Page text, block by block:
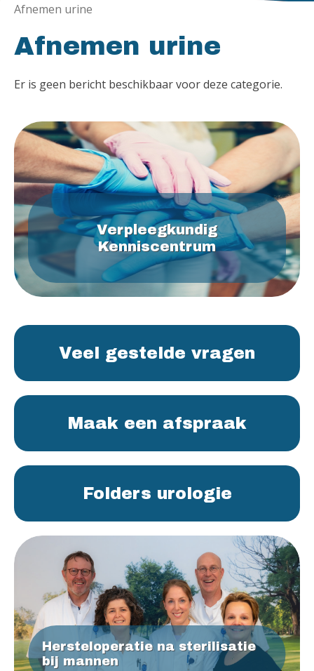
Afnemen urine
Afnemen urine
Er is geen bericht beschikbaar voor deze categorie.
Verpleegkundig
Kenniscentrum
Veel gestelde vragen
Maak een afspraak
Folders urologie
Hersteloperatie na sterilisatie
bij mannen